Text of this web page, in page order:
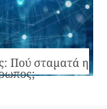
Πού σταματά η